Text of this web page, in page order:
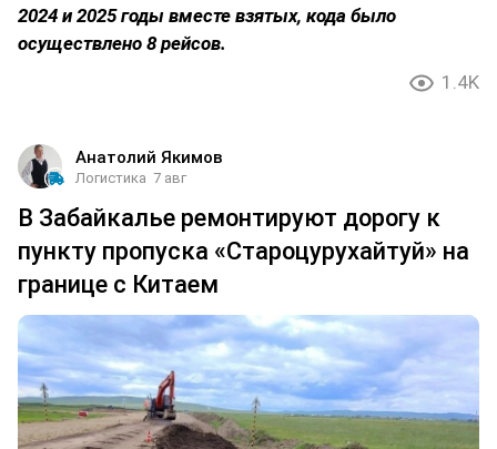
2024 и 2025 годы вместе взятых, кода было
осуществлено 8 рейсов.
1.4K
Анатолий Якимов
Логистика 7 авг
В Забайкалье ремонтируют дорогу к
пункту пропуска «Староцурухайтуй» на
границе с Китаем